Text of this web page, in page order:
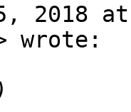
2018
wrote: